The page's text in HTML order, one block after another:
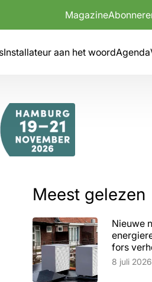
Magazine
Installateur aan het woordAgenda
Meest gelezen
Nieuwe
forsLees
8 juli 2026